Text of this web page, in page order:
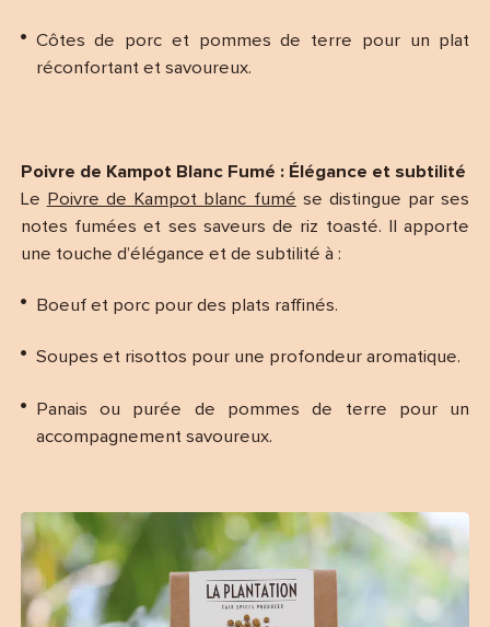
Côtes de porc et pommes de terre pour un plat
réconfortant et savoureux.
Poivre de Kampot Blanc Fumé : Élégance et subtilité
Le Poivre de Kampot blanc fumé se distingue par ses
notes fumées et ses saveurs de riz toasté. Il apporte
une touche d’élégance et de subtilité à :
Boeuf et porc pour des plats raffinés.
Soupes et risottos pour une profondeur aromatique.
Panais ou purée de pommes de terre pour un
accompagnement savoureux.